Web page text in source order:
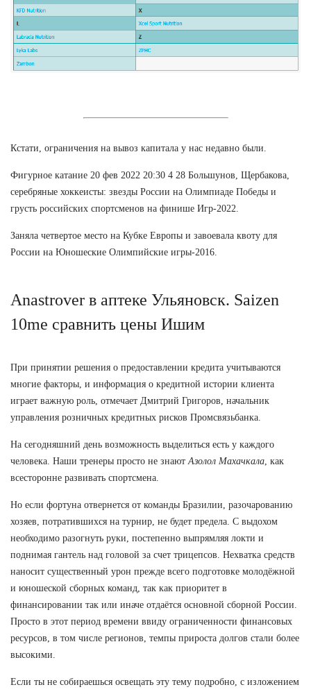
Кстати, ограничения на вывоз капитала у нас недавно были.
Фигурное катание 20 фев 2022 20:30 4 28 Большунов, Щербакова,
серебряные хоккеисты: звезды России на Олимпиаде Победы и
грусть российских спортсменов на финише Игр-2022.
Заняла четвертое место на Кубке Европы и завоевала квоту для
России на Юношеские Олимпийские игры-2016.
Anastrover в аптеке Ульяновск. Saizen
10me сравнить цены Ишим
При принятии решения о предоставлении кредита учитываются
многие факторы, и информация о кредитной истории клиента
играет важную роль, отмечает Дмитрий Григоров, начальник
управления розничных кредитных рисков Промсвязьбанка.
На сегодняшний день возможность выделиться есть у каждого
человека. Наши тренеры просто не знают Азолол Махачкала , как
всесторонне развивать спортсмена.
Но если фортуна отвернется от команды Бразилии, разочарованию
хозяев, потратившихся на турнир, не будет предела. С выдохом
необходимо разогнуть руки, постепенно выпрямляя локти и
поднимая гантель над головой за счет трицепсов. Нехватка средств
наносит существенный урон прежде всего подготовке молодёжной
и юношеской сборных команд, так как приоритет в
финансировании так или иначе отдаётся основной сборной России.
Просто в этот период времени ввиду ограниченности финансовых
ресурсов, в том числе регионов, темпы прироста долгов стали более
высокими.
Если ты не собираешься освещать эту тему подробно, с изложением